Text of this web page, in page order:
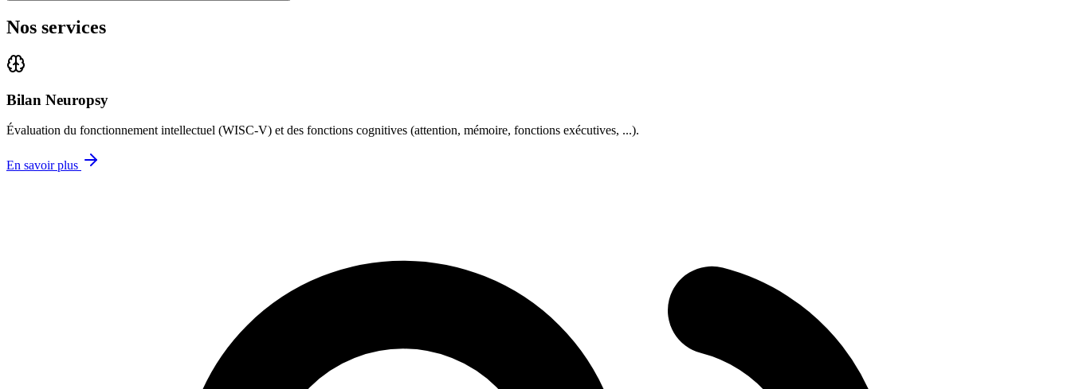
Nos services
Bilan Neuropsy
Évaluation du fonctionnement intellectuel (WISC‑V) et des fonctions cognitives (attention, mémoire, fonctions exécutives, ...).
En savoir plus